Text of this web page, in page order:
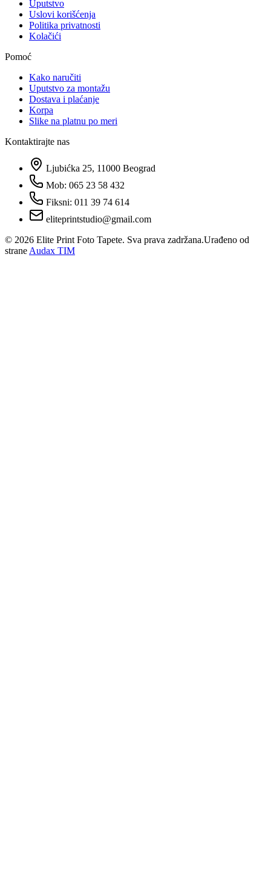
Uputstvo
Uslovi korišćenja
Politika privatnosti
Kolačići
Pomoć
Kako naručiti
Uputstvo za montažu
Dostava i plaćanje
Korpa
Slike na platnu po meri
Kontaktirajte nas
Ljubićka 25, 11000 Beograd
Mob: 065 23 58 432
Fiksni: 011 39 74 614
eliteprintstudio@gmail.com
© 2026 Elite Print Foto Tapete. Sva prava zadržana.Urađeno od
strane Audax TIM